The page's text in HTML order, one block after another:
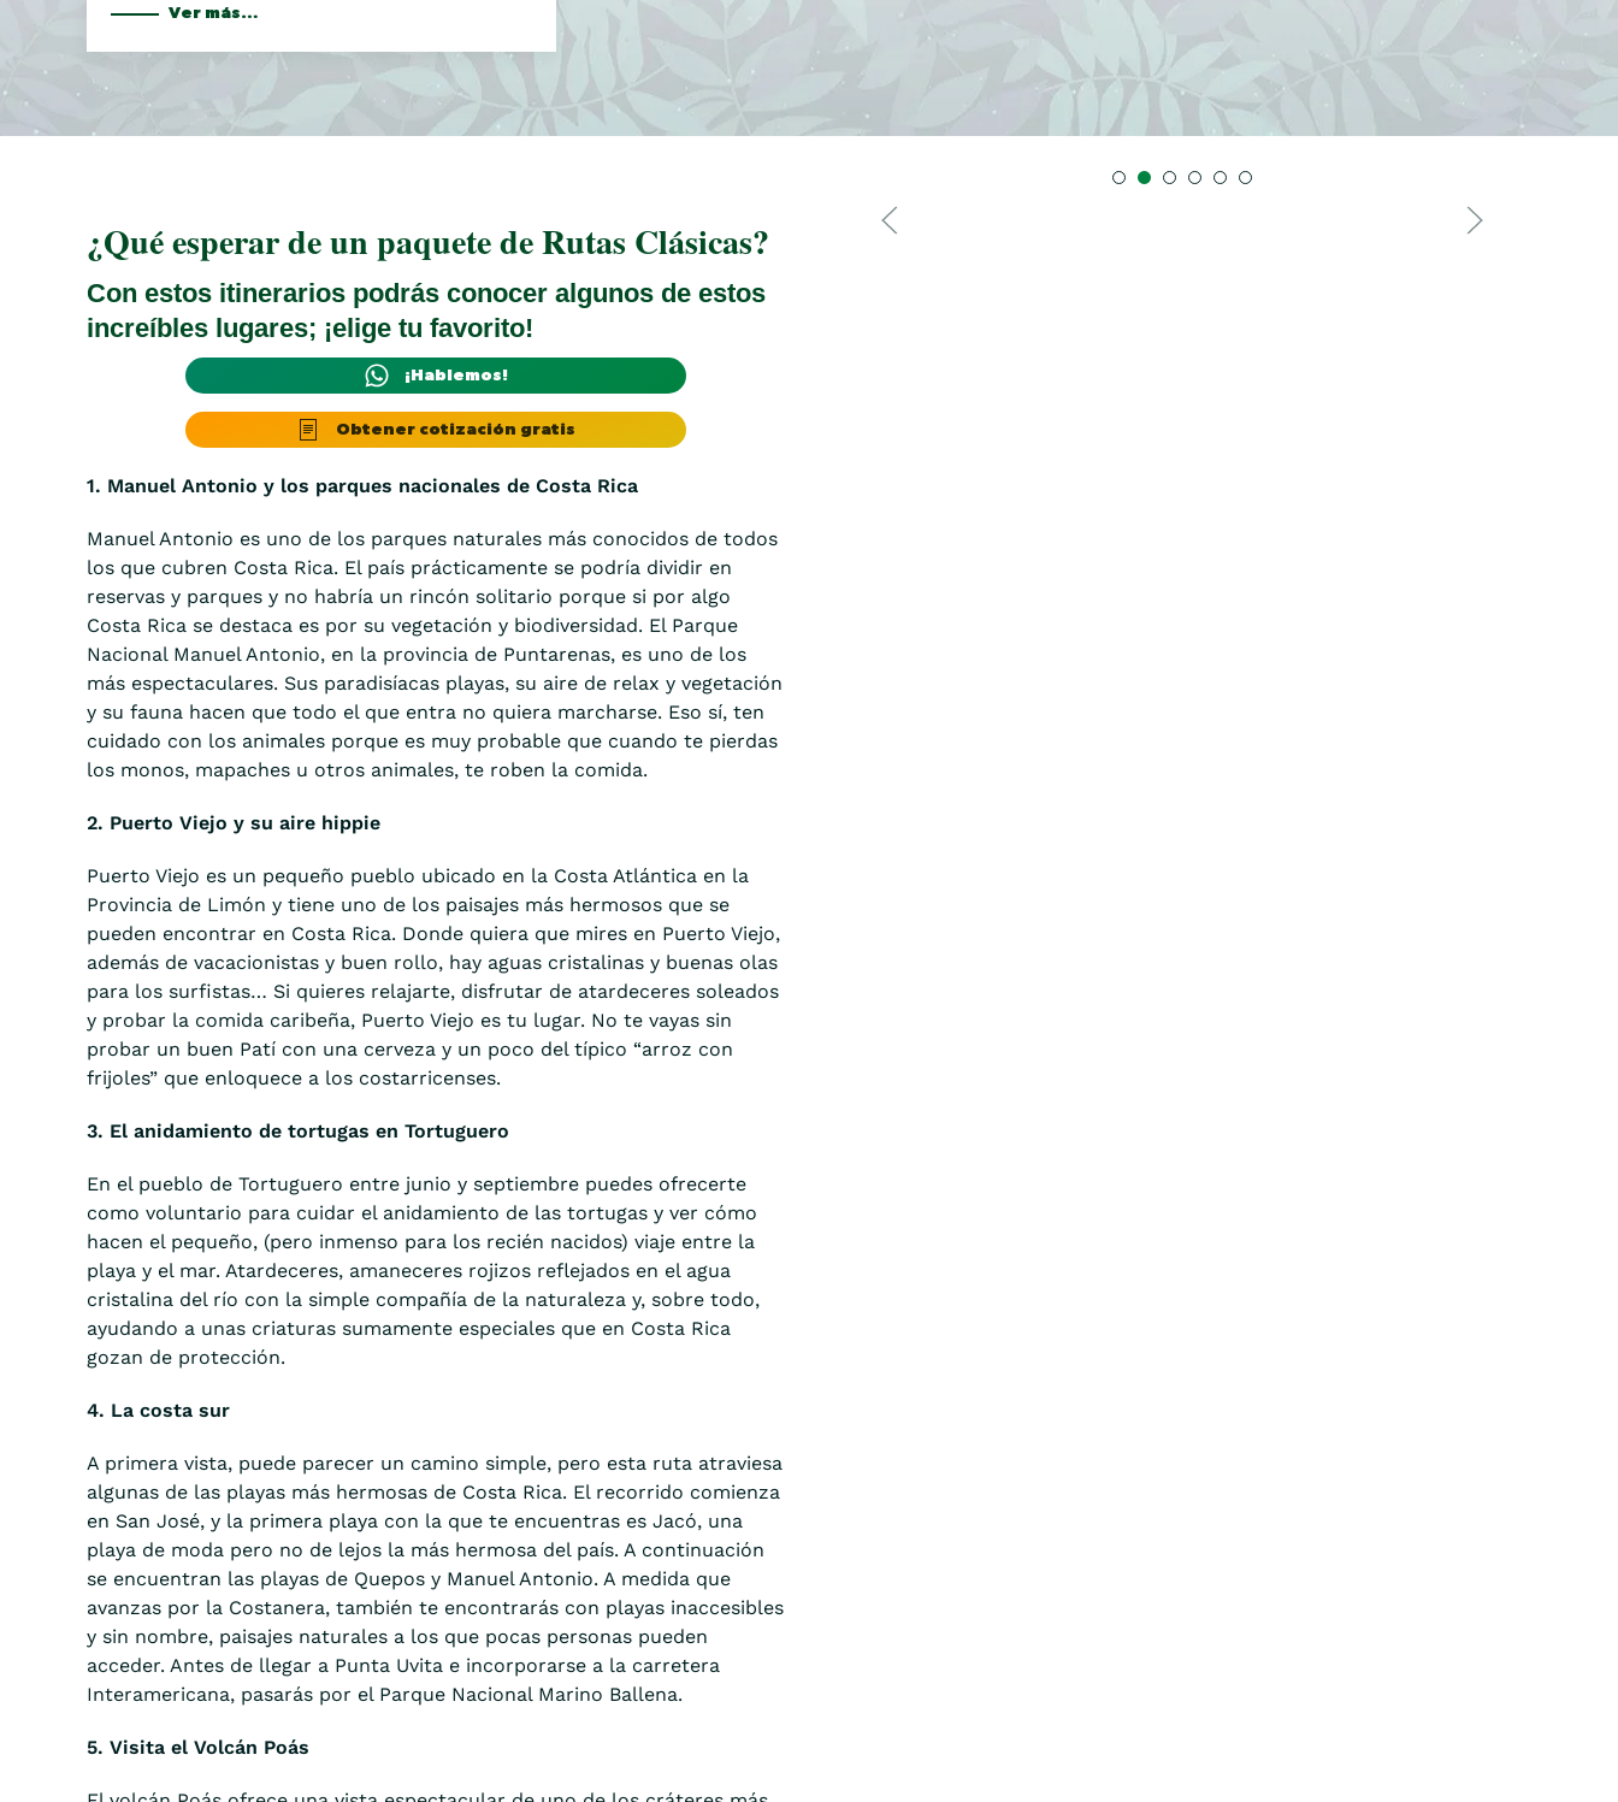
Ver más…
¿Qué esperar de un paquete de Rutas Clásicas?
Con estos itinerarios podrás conocer algunos de estos
increíbles lugares; ¡elige tu favorito!
¡Hablemos!
Obtener cotización gratis
1. Manuel Antonio y los parques nacionales de Costa Rica
Manuel Antonio es uno de los parques naturales más conocidos de todos
los que cubren Costa Rica. El país prácticamente se podría dividir en
reservas y parques y no habría un rincón solitario porque si por algo
Costa Rica se destaca es por su vegetación y biodiversidad. El Parque
Nacional Manuel Antonio, en la provincia de Puntarenas, es uno de los
más espectaculares. Sus paradisíacas playas, su aire de relax y vegetación
y su fauna hacen que todo el que entra no quiera marcharse. Eso sí, ten
cuidado con los animales porque es muy probable que cuando te pierdas
los monos, mapaches u otros animales, te roben la comida.
2. Puerto Viejo y su aire hippie
Puerto Viejo es un pequeño pueblo ubicado en la Costa Atlántica en la
Provincia de Limón y tiene uno de los paisajes más hermosos que se
pueden encontrar en Costa Rica. Donde quiera que mires en Puerto Viejo,
además de vacacionistas y buen rollo, hay aguas cristalinas y buenas olas
para los surfistas… Si quieres relajarte, disfrutar de atardeceres soleados
y probar la comida caribeña, Puerto Viejo es tu lugar. No te vayas sin
probar un buen Patí con una cerveza y un poco del típico “arroz con
frijoles” que enloquece a los costarricenses.
3. El anidamiento de tortugas en Tortuguero
En el pueblo de Tortuguero entre junio y septiembre puedes ofrecerte
como voluntario para cuidar el anidamiento de las tortugas y ver cómo
hacen el pequeño, (pero inmenso para los recién nacidos) viaje entre la
playa y el mar. Atardeceres, amaneceres rojizos reflejados en el agua
cristalina del río con la simple compañía de la naturaleza y, sobre todo,
ayudando a unas criaturas sumamente especiales que en Costa Rica
gozan de protección.
4. La costa sur
A primera vista, puede parecer un camino simple, pero esta ruta atraviesa
algunas de las playas más hermosas de Costa Rica. El recorrido comienza
en San José, y la primera playa con la que te encuentras es Jacó, una
playa de moda pero no de lejos la más hermosa del país. A continuación
se encuentran las playas de Quepos y Manuel Antonio. A medida que
avanzas por la Costanera, también te encontrarás con playas inaccesibles
y sin nombre, paisajes naturales a los que pocas personas pueden
acceder. Antes de llegar a Punta Uvita e incorporarse a la carretera
Interamericana, pasarás por el Parque Nacional Marino Ballena.
5. Visita el Volcán Poás